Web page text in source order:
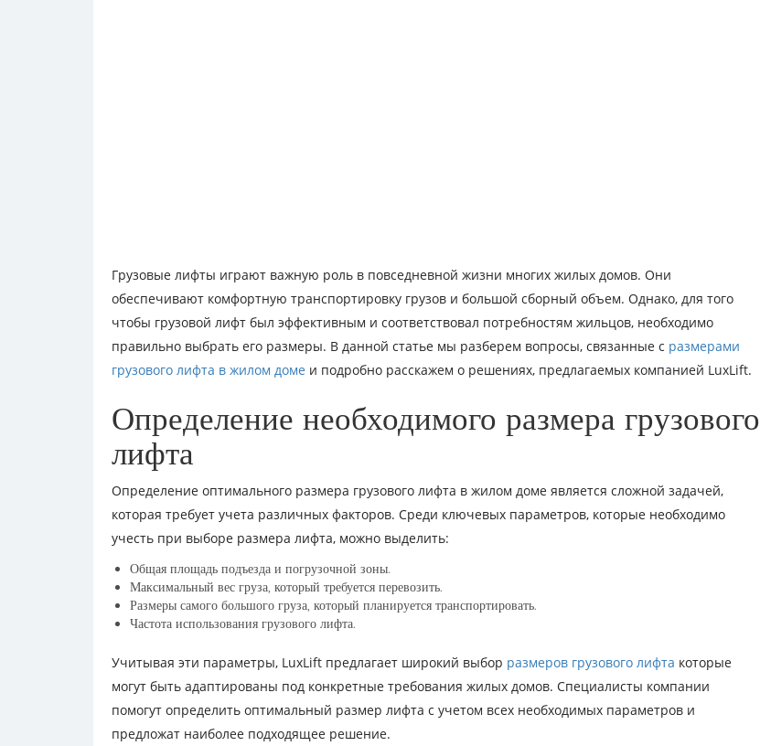
Грузовые лифты играют важную роль в повседневной жизни многих жилых домов. Они
обеспечивают комфортную транспортировку грузов и большой сборный объем. Однако, для того
чтобы грузовой лифт был эффективным и соответствовал потребностям жильцов, необходимо
правильно выбрать его размеры. В данной статье мы разберем вопросы, связанные с размерами
грузового лифта в жилом доме и подробно расскажем о решениях, предлагаемых компанией LuxLift.
Определение необходимого размера грузового
лифта
Определение оптимального размера грузового лифта в жилом доме является сложной задачей,
которая требует учета различных факторов. Среди ключевых параметров, которые необходимо
учесть при выборе размера лифта, можно выделить:
Общая площадь подъезда и погрузочной зоны.
Максимальный вес груза, который требуется перевозить.
Размеры самого большого груза, который планируется транспортировать.
Частота использования грузового лифта.
Учитывая эти параметры, LuxLift предлагает широкий выбор размеров грузового лифта которые
могут быть адаптированы под конкретные требования жилых домов. Специалисты компании
помогут определить оптимальный размер лифта с учетом всех необходимых параметров и
предложат наиболее подходящее решение.